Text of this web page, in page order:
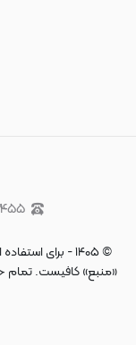
©۱۴۰۵- برای
«منبع» کافیست. تمام